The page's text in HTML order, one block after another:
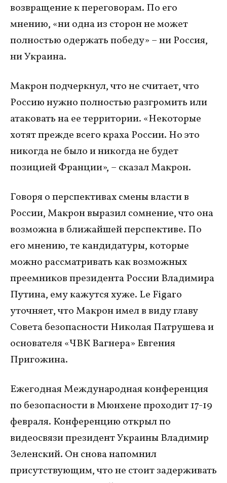
возвращение к переговорам. По его
мнению, «ни одна из сторон не может
полностью одержать победу» – ни Россия,
ни Украина.
Макрон подчеркнул, что не считает, что
Россию нужно полностью разгромить или
атаковать на ее территории. «Некоторые
хотят прежде всего краха России. Но это
никогда не было и никогда не будет
позицией Франции», – сказал Макрон.
Говоря о перспективах смены власти в
России, Макрон выразил сомнение, что она
возможна в ближайшей перспективе. По
его мнению, те кандидатуры, которые
можно рассматривать как возможных
преемников президента России Владимира
Путина, ему кажутся хуже. Le Figaro
уточняет, что Макрон имел в виду главу
Совета безопасности Николая Патрушева и
основателя «ЧВК Вагнера» Евгения
Пригожина.
Ежегодная Международная конференция
по безопасности в Мюнхене проходит 17-19
февраля. Конференцию открыл по
видеосвязи президент Украины Владимир
Зеленский. Он снова напомнил
присутствующим, что не стоит задерживать